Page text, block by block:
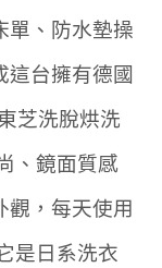
單、防水墊操
這台擁有德國
芝洗脫烘洗
、鏡面質感
觀，每天使用
是日系洗衣